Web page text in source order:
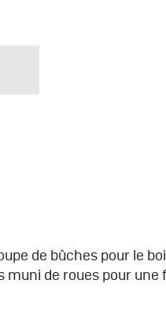
de bûches pour le
muni de roues pour